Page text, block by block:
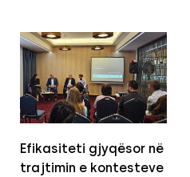
Efikasiteti gjyqësor në
trajtimin e kontesteve